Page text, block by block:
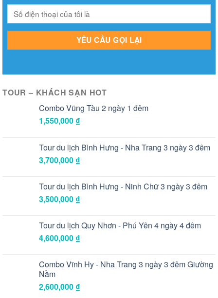
TOUR – KHÁCH SẠN HOT
Combo Vũng Tàu 2 ngày 1 đêm
1,550,000 ₫
Tour du lịch Bình Hưng - Nha Trang 3 ngày 3 đêm
3,700,000 ₫
Tour du lịch Bình Hưng - Ninh Chữ 3 ngày 3 đêm
3,500,000 ₫
Tour du lịch Quy Nhơn - Phú Yên 4 ngày 4 đêm
4,600,000 ₫
Combo Vĩnh Hy - Nha Trang 3 ngày 3 đêm Giường
Nằm
2,600,000 ₫